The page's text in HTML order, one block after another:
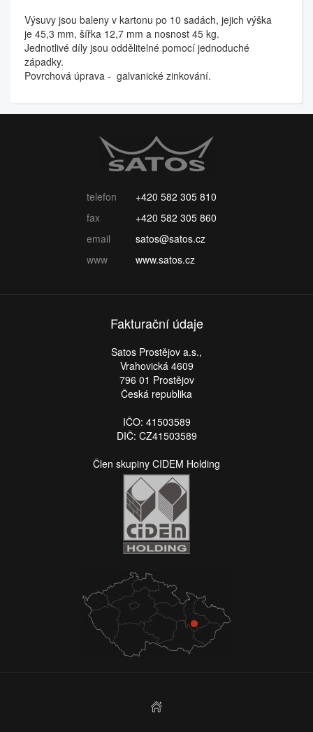
Výsuvy jsou baleny v kartonu po 10 sadách, jejich výška
je 45,3 mm, šířka 12,7 mm a nosnost 45 kg.
Jednotlivé díly jsou oddělitelné pomocí jednoduché
západky.
Povrchová úprava - galvanické zinkování.
telefon
+420 582 305 810
fax
+420 582 305 860
email
satos@satos.cz
www
www.satos.cz
Fakturační údaje
Satos Prostějov a.s.,
Vrahovická 4609
796 01 Prostějov
Česká republika
IČO: 41503589
DIČ: CZ41503589
Člen skupiny CIDEM Holding